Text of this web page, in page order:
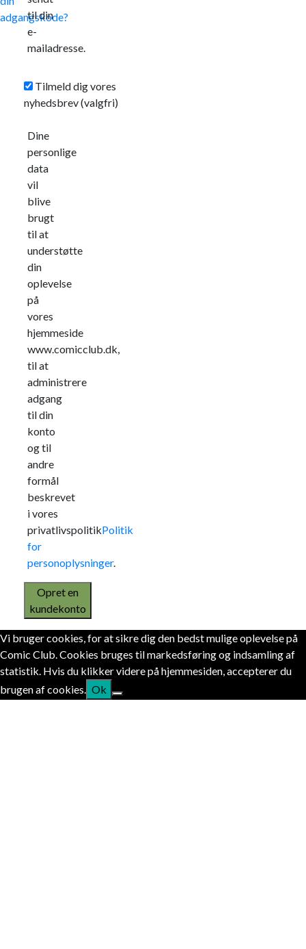
adgangskode?
til din
e-
mailadresse.
Tilmeld dig vores
nyhedsbrev(valgfri)
Dine
personlige
data
vil
blive
brugt
til at
understøtte
din
oplevelse
på
vores
hjemmeside
www.comicclub.dk,
til at
administrere
adgang
til din
konto
og til
andre
formål
beskrevet
i vores
privatlivspolitikPolitik
for
personoplysninger.
Opret en
kundekonto
Vi bruger cookies, for at sikre dig den bedst mulige oplevelse på
Comic Club. Cookies bruges til markedsføring og indsamling af
statistik. Hvis du klikker videre på hjemmesiden, accepterer du
brugen af cookies. Ok